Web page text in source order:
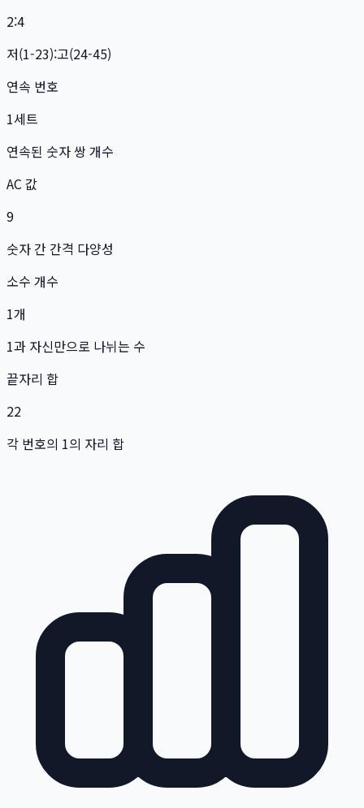
2:4
저(1-23):고(24-45)
연속 번호
1세트
연속된 숫자 쌍 개수
AC 값
9
숫자 간 간격 다양성
소수 개수
1개
1과 자신만으로 나뉘는 수
끝자리 합
22
각 번호의 1의 자리 합